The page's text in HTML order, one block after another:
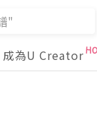
成為U Creator